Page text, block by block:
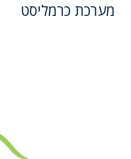
מערכת כרמליסט